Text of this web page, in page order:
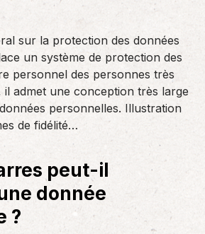
sur la protection des données
un système de protection des
personnel des personnes très
il admet une conception très large
personnelles. Illustration
de fidélité…
peut-il
donnée
?